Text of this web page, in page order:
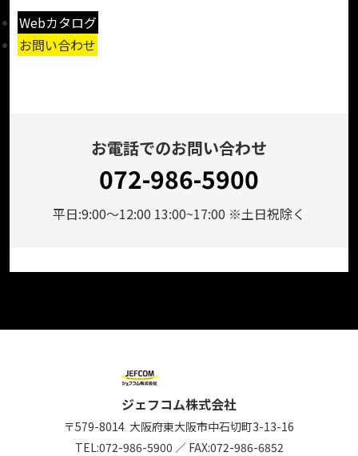
Webカタログ
お問い合わせ
お電話でのお問い合わせ
072-986-5900
平日:9:00～12:00 13:00~17:00 ※土日祝除く
ジェフコム株式会社
〒579-8014 大阪府東大阪市中石切町3-13-16
TEL:072-986-5900 ／ FAX:072-986-6852